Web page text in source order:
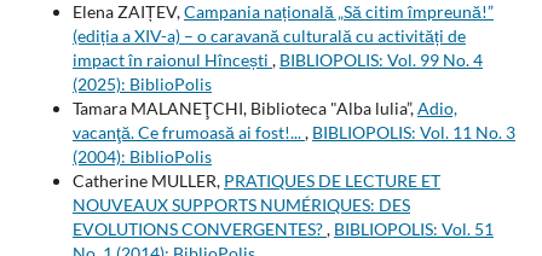
Elena ZAIȚEV,Campania națională „Să citim împreună!”
(ediția a XIV-a) – o caravană culturală cu activități de
impact în raionul Hîncești , BIBLIOPOLIS: Vol. 99 No. 4
(2025): BiblioPolis
Tamara MALANEŢCHI, Biblioteca "Alba lulia”,Adio,
vacanţă. Ce frumoasă ai fost!..., BIBLIOPOLIS: Vol. 11 No. 3
(2004): BiblioPolis
Catherine MULLER, PRATIQUES DE LECTURE ET
NOUVEAUX SUPPORTS NUMÉRIQUES: DES
EVOLUTIONS CONVERGENTES?, BIBLIOPOLIS: Vol. 51